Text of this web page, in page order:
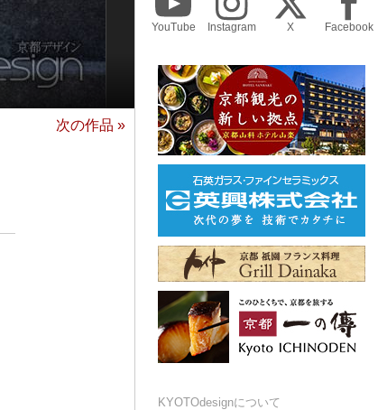
次の作品 »
YouTube Instagram X Facebook
KYOTOdesignについて